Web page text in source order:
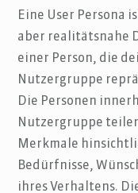
Eine User Persona
aber realitätsnahe
einer Person, die
Nutzergruppe
Die Personen
Nutzergruppe
Merkmale
Bedürfnisse,
ihres Verhaltens.